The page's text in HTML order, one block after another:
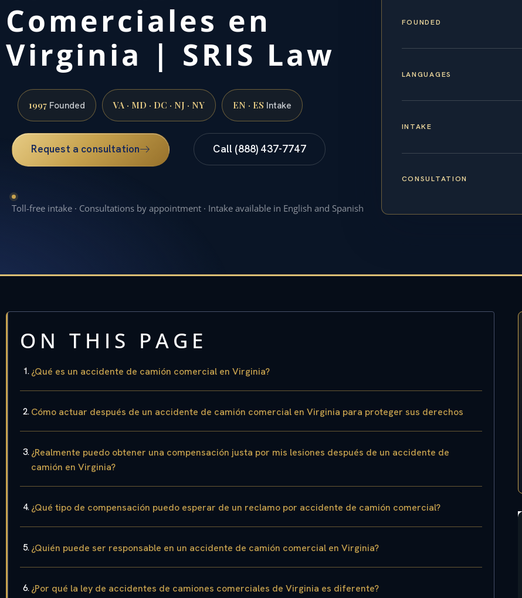
Comerciales en
Virginia | SRIS Law
1997 Founded VA · MD · DC · NJ · NY EN · ES Intake
Request a consultation Call (888) 437-7747
Toll-free intake · Consultations by appointment · Intake available in English and Spanish
FOUNDED
LANGUAGES
INTAKE
CONSULTATION
ON THIS PAGE
¿Qué es un accidente de camión comercial en Virginia?
Cómo actuar después de un accidente de camión comercial en Virginia para proteger sus derechos
¿Realmente puedo obtener una compensación justa por mis lesiones después de un accidente de
camión en Virginia?
¿Qué tipo de compensación puedo esperar de un reclamo por accidente de camión comercial?
¿Quién puede ser responsable en un accidente de camión comercial en Virginia?
¿Por qué la ley de accidentes de camiones comerciales de Virginia es diferente?